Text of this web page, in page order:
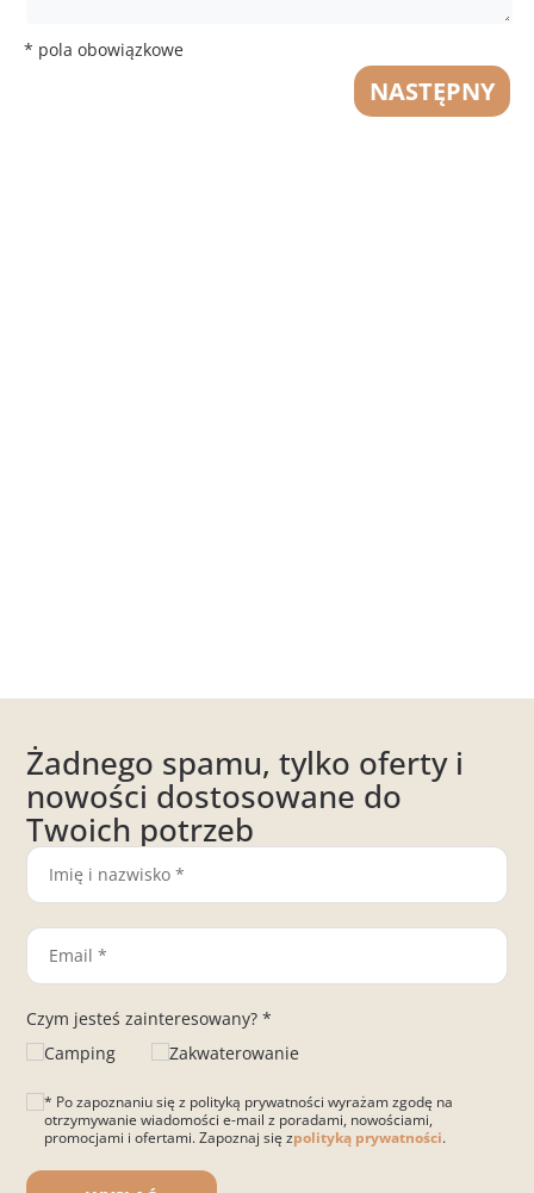
* pola obowiązkowe
NASTĘPNY
Żadnego spamu, tylko oferty i
nowości dostosowane do
Twoich potrzeb
Czym jesteś zainteresowany? *
Camping
Zakwaterowanie
* Po zapoznaniu się z polityką prywatności wyrażam zgodę na
otrzymywanie wiadomości e-mail z poradami, nowościami,
promocjami i ofertami. Zapoznaj się zpolityką prywatności.
Please leave this field empty.